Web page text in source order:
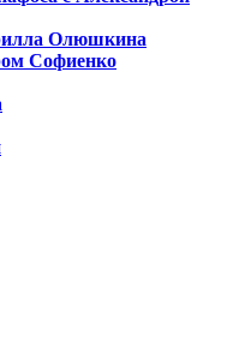
Олюшкина
Софиенко